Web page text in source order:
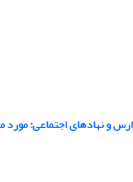
و نهادهای اجتماعی: مورد